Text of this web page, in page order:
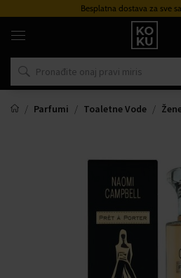
Besplatna dostava za sve
Originalni
parfemi
satovi
na
mjestu
Parfumi
Toaletne Vode